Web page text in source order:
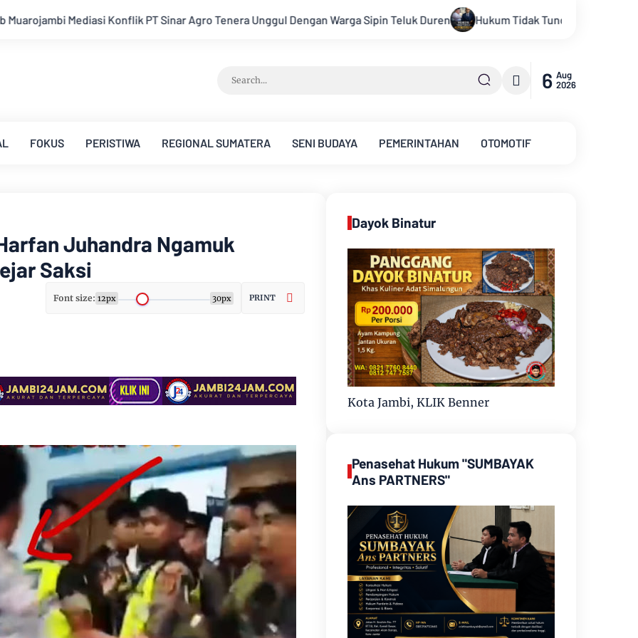
Agro Tenera Unggul Dengan Warga Sipin Teluk Duren Hukum Tidak Tunduk pada Persepsi: Kritik Terhadap Monopoli
6 Aug
2026
FOKUS PERISTIWA REGIONAL SUMATERA SENI BUDAYA PEMERINTAHAN OTOMOTIF
Juhandra Ngamuk
Saksi
Font size: 12px 30px PRINT
Dayok Binatur
Kota Jambi, KLIK Benner
Penasehat Hukum "SUMBAYAK
Ans PARTNERS"